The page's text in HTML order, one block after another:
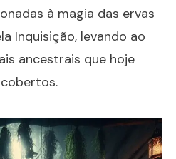
à magia das ervas
Inquisição, levando ao
ancestrais que hoje